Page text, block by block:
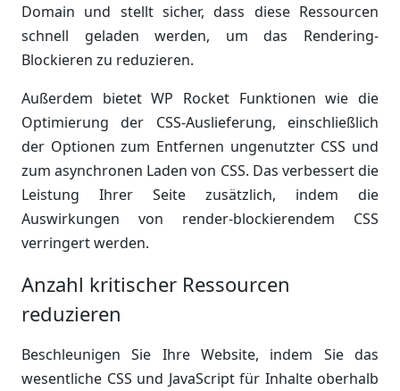
Domain und stellt sicher, dass diese Ressourcen
schnell geladen werden, um das Rendering-
Blockieren zu reduzieren.
Außerdem bietet WP Rocket Funktionen wie die
Optimierung der CSS-Auslieferung, einschließlich
der Optionen zum Entfernen ungenutzter CSS und
zum asynchronen Laden von CSS. Das verbessert die
Leistung Ihrer Seite zusätzlich, indem die
Auswirkungen von render-blockierendem CSS
verringert werden.
Anzahl kritischer Ressourcen
reduzieren
Beschleunigen Sie Ihre Website, indem Sie das
wesentliche CSS und JavaScript für Inhalte oberhalb